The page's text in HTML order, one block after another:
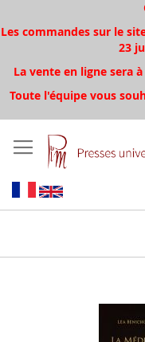
Les commandes sur le
23
La vente en ligne sera
Toute l'équipe vous